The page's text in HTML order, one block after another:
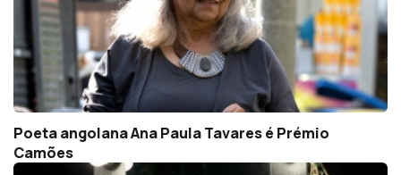
Poeta angolana Ana Paula Tavares é Prémio
Camões